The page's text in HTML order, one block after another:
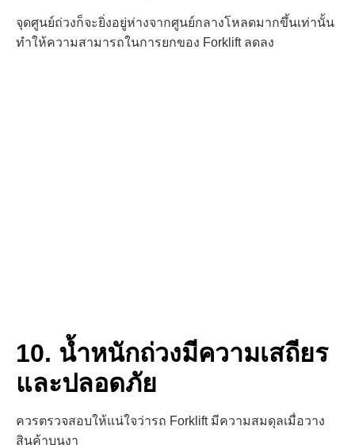
จุดศูนย์ถ่วงก็จะยิ่งอยู่ห่างจากศูนย์กลางโหลดมากขึ้นเท่านั้น
ทำให้ความสามารถในการยกของ Forklift ลดลง
10. น้ำหนักถ่วงมีความเสถียร
และปลอดภัย
ควรตรวจสอบให้แน่ใจว่ารถ Forklift มีความสมดุลเมื่อวาง
สินค้าบนงา